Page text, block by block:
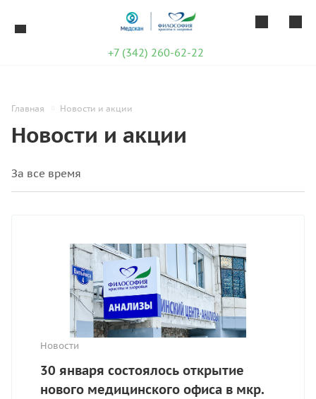
+7 (342) 260-62-22
Главная Новости и акции
Новости и акции
Новости
30 января состоялось открытие
нового медицинского офиса в мкр.